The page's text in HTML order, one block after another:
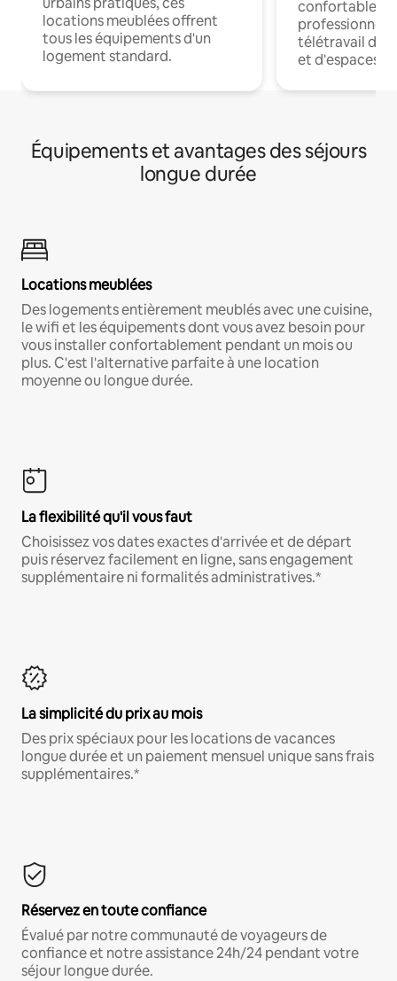
locations meublées offrent
tous les équipements d'un
logement standard.
confortables
professionnels
télétravail
et d'espaces
Équipements et avantages des séjours
longue durée
Locations meublées
Des logements entièrement meublés avec une cuisine,
le wifi et les équipements dont vous avez besoin pour
vous installer confortablement pendant un mois ou
plus. C'est l'alternative parfaite à une location
moyenne ou longue durée.
La flexibilité qu'il vous faut
Choisissez vos dates exactes d'arrivée et de départ
puis réservez facilement en ligne, sans engagement
supplémentaire ni formalités administratives.*
La simplicité du prix au mois
Des prix spéciaux pour les locations de vacances
longue durée et un paiement mensuel unique sans frais
supplémentaires.*
Réservez en toute confiance
Évalué par notre communauté de voyageurs de
confiance et notre assistance 24h/24 pendant votre
séjour longue durée.